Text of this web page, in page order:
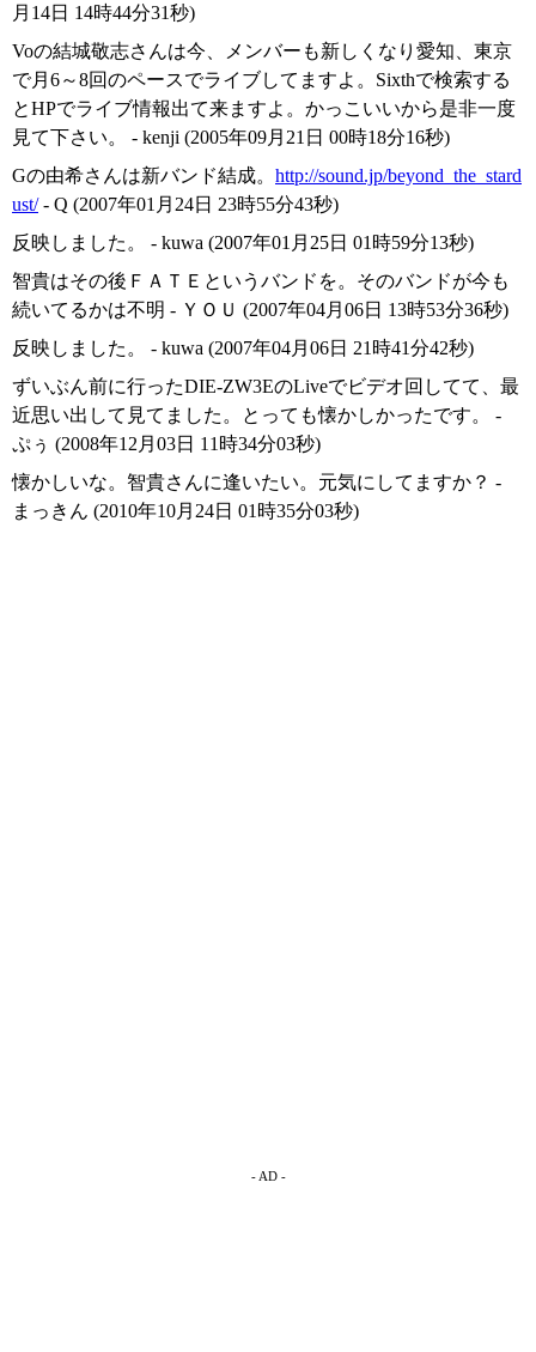
月14日 14時44分31秒)
Voの結城敬志さんは今、メンバーも新しくなり愛知、東京
で月6～8回のペースでライブしてますよ。Sixthで検索する
とHPでライブ情報出て来ますよ。かっこいいから是非一度
見て下さい。 - kenji (2005年09月21日 00時18分16秒)
Gの由希さんは新バンド結成。 http://sound.jp/beyond_the_stard
ust/- Q (2007年01月24日 23時55分43秒)
反映しました。 - kuwa (2007年01月25日 01時59分13秒)
智貴はその後ＦＡＴＥというバンドを。そのバンドが今も
続いてるかは不明 - ＹＯＵ (2007年04月06日 13時53分36秒)
反映しました。 - kuwa (2007年04月06日 21時41分42秒)
ずいぶん前に行ったDIE-ZW3EのLiveでビデオ回してて、最
近思い出して見てました。とっても懐かしかったです。 -
ぷぅ (2008年12月03日 11時34分03秒)
懐かしいな。智貴さんに逢いたい。元気にしてますか？ -
まっきん (2010年10月24日 01時35分03秒)
- AD -